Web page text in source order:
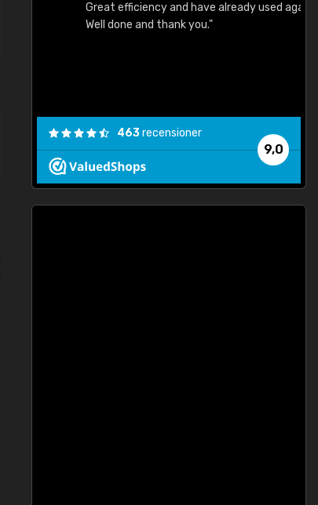
Great efficiency and have already used again.
Well done and thank you."
9,0
463recensioner